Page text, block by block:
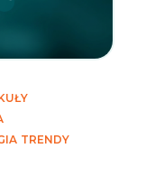
TRENDY